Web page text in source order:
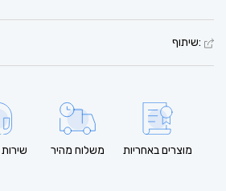
:שיתוף
מוצרים באחריות משלוח מהיר